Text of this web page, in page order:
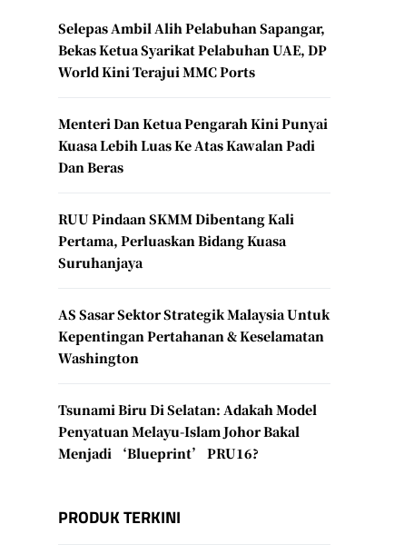
Selepas Ambil Alih Pelabuhan Sapangar,
Bekas Ketua Syarikat Pelabuhan UAE, DP
World Kini Terajui MMC Ports
Menteri Dan Ketua Pengarah Kini Punyai
Kuasa Lebih Luas Ke Atas Kawalan Padi
Dan Beras
RUU Pindaan SKMM Dibentang Kali
Pertama, Perluaskan Bidang Kuasa
Suruhanjaya
AS Sasar Sektor Strategik Malaysia Untuk
Kepentingan Pertahanan & Keselamatan
Washington
Tsunami Biru Di Selatan: Adakah Model
Penyatuan Melayu-Islam Johor Bakal
Menjadi ‘Blueprint’ PRU16?
PRODUK TERKINI